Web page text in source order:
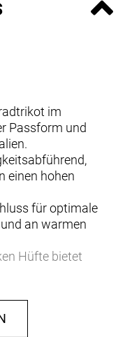
im
Passform und
einen hohen
für optimale
an warmen
Hüfte bietet
bequemen